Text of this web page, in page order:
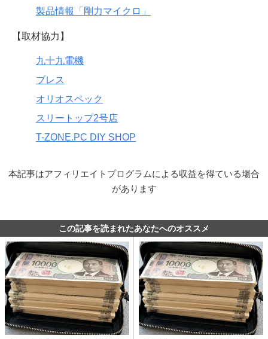
製品情報「剛力マイクロ」
【取材協力】
九十九電機
ブレス
オリオスペック
スリートップ2号店
T-ZONE.PC DIY SHOP
本記事はアフィリエイトプログラムによる収益を得ている場合
があります
この記事を読まれたあなたへのオススメ